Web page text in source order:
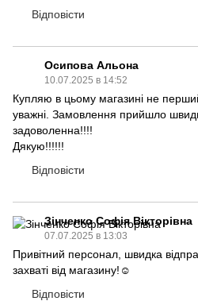
Відповісти
Осипова Альона
10.07.2025 в 14:52
Купляю в цьому магазині не
уважні. Замовлення прийшло
задоволенна!!!!
Дякую!!!!!!
Відповісти
Зінченко Софія Вікторівна
07.07.2025 в 13:03
Привітний персонал, швидка
захваті від магазину!☺️
Відповісти